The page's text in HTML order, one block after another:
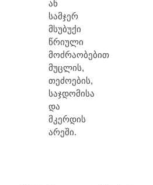
ან
სამჯერ
მსუბუქი
წრიული
მოძრაობებით
მუცლის,
თეძოების,
საჯდომისა
და
მკერდის
არეში.